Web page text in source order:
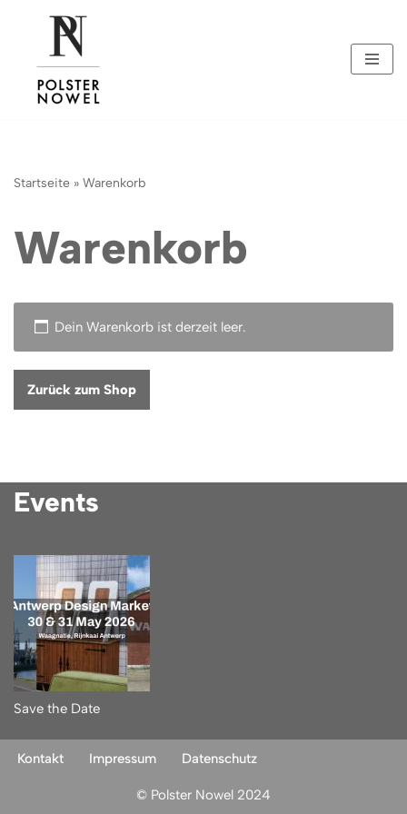
Inhalt
springen
Startseite » Warenkorb
Warenkorb
Dein Warenkorb ist derzeit leer.
Zurück zum Shop
Events
Save the Date
Kontakt Impressum Datenschutz
© Polster Nowel 2024